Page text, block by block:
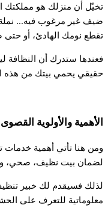
تخيّل أن منزلك هو مملكتك
ضيف غير مرغوب فيه… نملة
تقطع نومك الهادئ، أو
فعندها ستدرك أن
حقيقي يحمي بيتك من هذه
الأهمية والأولوية
ومن هنا تأتي أهمية
لضمان بيت نظيف، صحي،
لذلك فسيقدم لك خبير
معلوماتية للتعرف على